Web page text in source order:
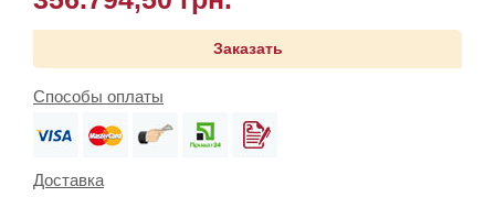
Заказать
Способы оплаты
Доставка